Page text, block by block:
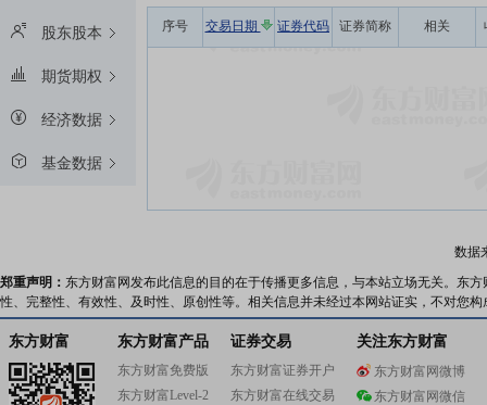
股东股本
期货期权
经济数据
基金数据
序号 交易日期 证券代码 证券简称 相关
数据
郑重声明： 东方财富网发布此信息的目的在于传播更多信息，与本站立场无关。东
性、完整性、有效性、及时性、原创性等。相关信息并未经过本网站证实，不对您
东方财富 东方财富产品
东方财富免费版
东方财富Level-2
证券交易
东方财富证券开户
东方财富在线交易
关注东方财富
东方财富网微博
东方财富网微信